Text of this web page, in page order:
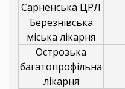
Сарненська ЦРЛ
Березнівська
міська лікарня
Острозька
багатопрофільна
лікарня